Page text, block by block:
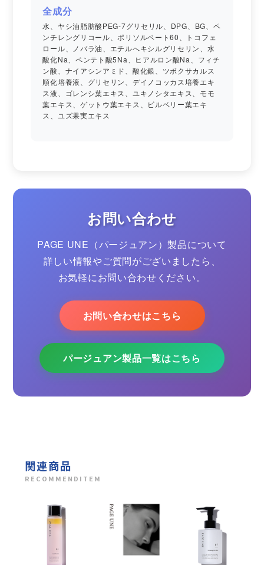
全成分
水、ヤシ油脂肪酸PEG-7グリセリル、DPG、BG、ペ
ンチレングリコール、ポリソルベート60、トコフェ
ロール、ノバラ油、エチルへキシルグリセリン、水
酸化Na、ペンテト酸5Na、ヒアルロン酸Na、フィチ
ン酸、ナイアシンアミド、酸化銀、ツボクサカルス
順化培養液、グリセリン、デイノコッカス培養エキ
ス液、ゴレンシ葉エキス、ユキノシタエキス、モモ
葉エキス、ゲットウ葉エキス、ビルベリー葉エキ
ス、ユズ果実エキス
お問い合わせ
PAGE UNE（パージュアン）製品について
詳しい情報やご質問がございましたら、
お気軽にお問い合わせください。
お問い合わせはこちら
パージュアン製品一覧はこちら
関連商品
RECOMMENDITEM